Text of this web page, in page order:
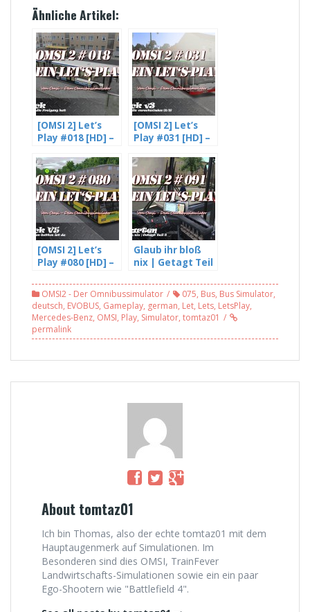
Ähnliche Artikel:
[OMSI 2] Let’s
Play #018 [HD] –
Freigang hat –
mit Freddy LP
(4/4)
[OMSI 2] Let’s
Play #031 [HD] –
verschwinden –
Gladbeck V3 (2/3)
[OMSI 2] Let’s
Play #080 [HD] –
Button ist da |
Gladbeck v5
Glaub ihr bloß
nix | Getagt Teil
OMSI2 - Der Omnibussimulator 075, Bus, Bus Simulator,
deutsch, EVOBUS, Gameplay, german, Let, Lets, LetsPlay,
Mercedes-Benz, OMSI, Play, Simulator, tomtaz01
permalink
About tomtaz01
Ich bin Thomas, also der echte tomtaz01 mit dem
Hauptaugenmerk auf Simulationen. Im
Besonderen sind dies OMSI, TrainFever
Landwirtschafts-Simulationen sowie ein ein paar
Ego-Shootern wie "Battlefield 4".